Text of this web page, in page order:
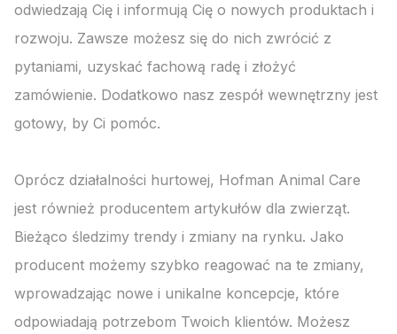
odwiedzają Cię i informują Cię o nowych produktach i
rozwoju. Zawsze możesz się do nich zwrócić z
pytaniami, uzyskać fachową radę i złożyć
zamówienie. Dodatkowo nasz zespół wewnętrzny jest
gotowy, by Ci pomóc.
Oprócz działalności hurtowej, Hofman Animal Care
jest również producentem artykułów dla zwierząt.
Bieżąco śledzimy trendy i zmiany na rynku. Jako
producent możemy szybko reagować na te zmiany,
wprowadzając nowe i unikalne koncepcje, które
odpowiadają potrzebom Twoich klientów. Możesz